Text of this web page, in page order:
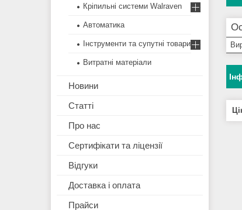
Кріпильні системи Walraven
Автоматика
Інструменти та супутні товари
Витратні матеріали
Новини
Статті
Про нас
Сертифікати та ліцензії
Відгуки
Доставка і оплата
Прайси